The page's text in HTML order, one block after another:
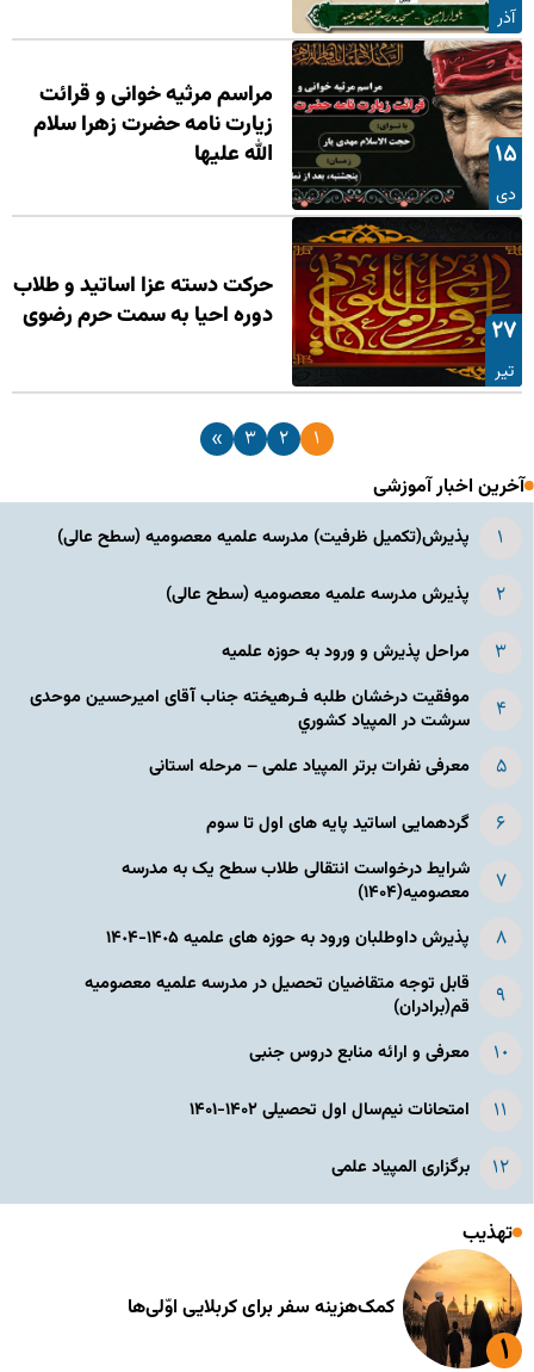
آذر
۱۵
دی
مراسم مرثیه خوانی و قرائت
زیارت نامه حضرت زهرا سلام
الله علیها
۲۷
تیر
حرکت دسته عزا اساتید و طلاب
دوره احیا به سمت حرم رضوی
۱ ۲ ۳ »
آخرین اخبار آموزشی
پذیرش(تکمیل ظرفیت) مدرسه علمیه معصومیه‌ (سطح عالی)
پذیرش مدرسه علمیه معصومیه‌ (سطح عالی)
مراحل پذیرش و ورود به حوزه علمیه
موفقیت درخشان طلبه فـرهیخته جناب آقای امیرحسین موحدی
سرشت در المپياد كشوري
معرفی نفرات برتر المپیاد علمی – مرحله استانی
گردهمایی اساتید پایه های اول تا سوم
شرایط درخواست انتقالی طلاب سطح یک به مدرسه
معصومیه(۱۴۰۴)
پذیرش داوطلبان ورود به حوزه های علمیه ١۴٠۵-١۴٠۴
قابل توجه متقاضیان تحصیل در مدرسه علمیه معصومیه
قم(برادران)
معرفی و ارائه منابع دروس جنبی
امتحانات نیم‌سال اول تحصیلی ۱۴۰۲-۱۴۰۱
برگزاری المپیاد علمی
تهذیب
کمک‌هزینه سفر برای کربلایی اوّلی‌ها